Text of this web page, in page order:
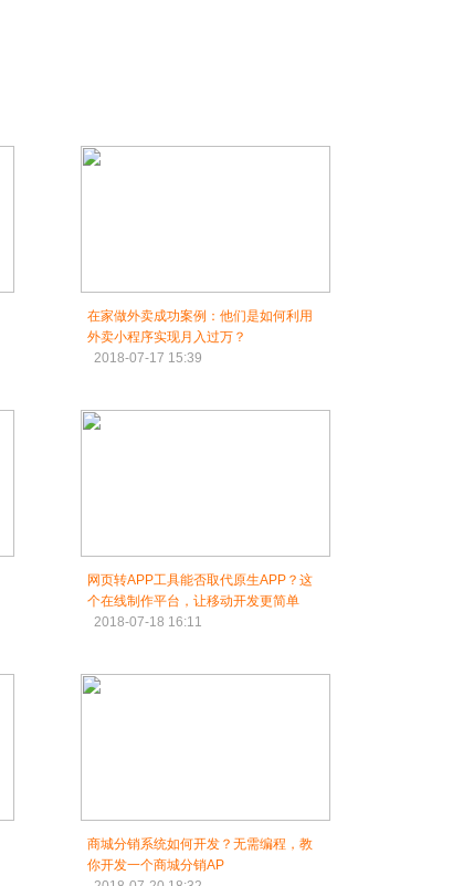
在家做外卖成功案例：他们是如何利用
外卖小程序实现月入过万？
2018-07-17 15:39
网页转APP工具能否取代原生APP？这
个在线制作平台，让移动开发更简单
2018-07-18 16:11
商城分销系统如何开发？无需编程，教
你开发一个商城分销AP